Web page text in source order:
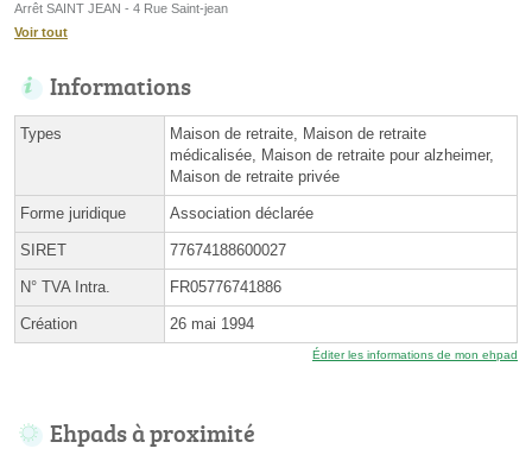
Arrêt SAINT JEAN - 4 Rue Saint-jean
Voir tout
Informations
Types
Maison de retraite, Maison de retraite
médicalisée, Maison de retraite pour alzheimer,
Maison de retraite privée
Forme juridique Association déclarée
SIRET 77674188600027
N° TVA Intra. FR05776741886
Création 26 mai 1994
Éditer les informations de mon ehpad
Ehpads à proximité